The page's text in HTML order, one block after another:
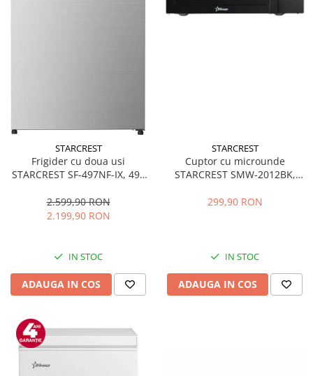
STARCREST
Frigider cu doua usi
STARCREST SF-497NF-IX, 497
Inverter, Clasa E, Display,
Functie super racire, Blocare
2.599,90 RON
2.199,90 RON
IN STOC
ADAUGA IN COS
STARCREST
Cuptor cu microunde
STARCREST SMW-2012BK,
mecanic, 6 Trepte de putere,
299,90 RON
IN STOC
ADAUGA IN COS